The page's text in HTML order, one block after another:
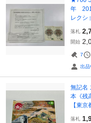
年
レク
落札
開始
7
出品
無記名
本《残
【東
落札